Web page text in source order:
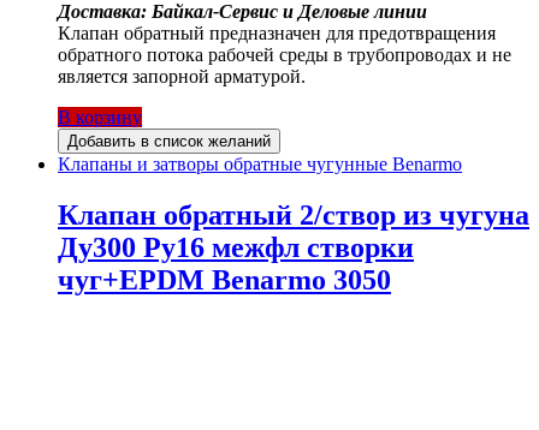
Доставка: Байкал-Сервис и Деловые линии
Клапан обратный предназначен для предотвращения
обратного потока рабочей среды в трубопроводах и не
является запорной арматурой.
В корзину
Добавить в список желаний
Клапаны и затворы обратные чугунные Benarmo
Клапан обратный 2/створ из чугуна
Ду300 Ру16 межфл створки
чуг+EPDM Benarmo 3050